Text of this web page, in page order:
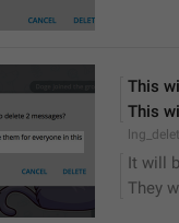
This
This
It will
They